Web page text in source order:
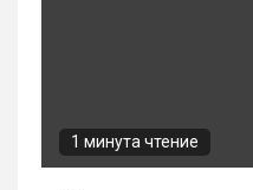
1 минута чтение